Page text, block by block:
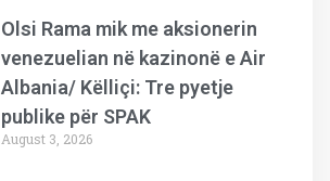
Olsi Rama mik me aksionerin
venezuelian në kazinonë e Air
Albania/ Këlliçi: Tre pyetje
publike për SPAK
August 3, 2026